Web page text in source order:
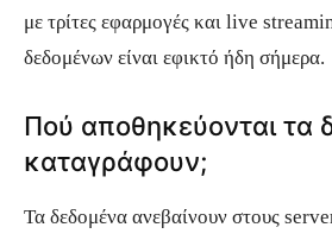
με τρίτες εφαρμογές και live
δεδομένων είναι εφικτό ήδη σήμερα.
Πού αποθηκεύονται τα
καταγράφουν;
Τα δεδομένα ανεβαίνουν στους